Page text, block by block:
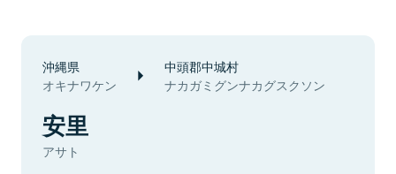
沖縄県
オキナワケン
中頭郡中城村
ナカガミグンナカグスクソン
安里
アサト